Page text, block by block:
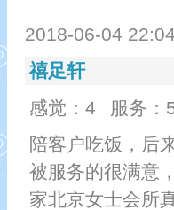
2018-06-04
禧足轩
感觉：4
服务：
陪客户吃饭，后
被服务的很满意
家北京女士会所